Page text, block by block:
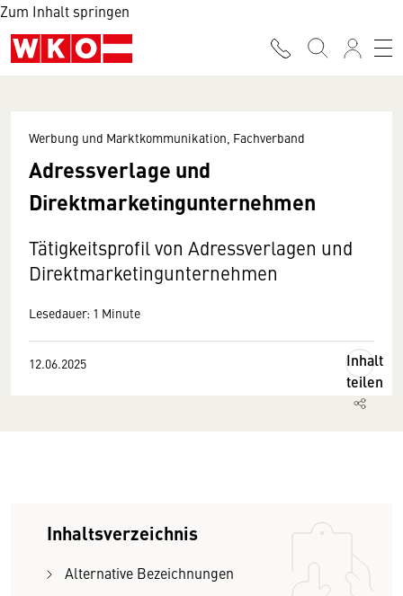
Zum Inhalt springen
Werbung und Marktkommunikation, Fachverband
Adressverlage und
Direktmarketingunternehmen
Tätigkeitsprofil von Adressverlagen und
Direktmarketingunternehmen
Lesedauer: 1 Minute
12.06.2025
Inhalt
teilen
Inhaltsverzeichnis
Alternative Bezeichnungen